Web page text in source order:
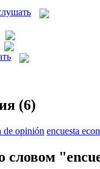
(6)
de opinión encuesta
словом